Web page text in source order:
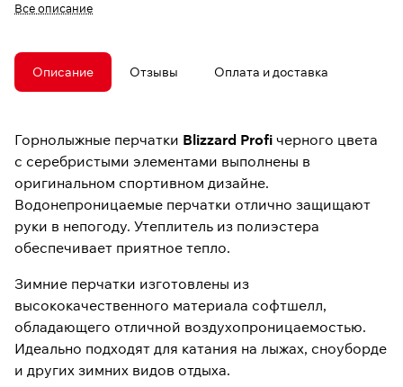
Все описание
Описание Отзывы Оплата и доставка
Горнолыжные перчатки Blizzard Profi черного цвета
с серебристыми элементами выполнены в
оригинальном спортивном дизайне.
Водонепроницаемые перчатки отлично защищают
руки в непогоду. Утеплитель из полиэстера
обеспечивает приятное тепло.
Зимние перчатки изготовлены из
высококачественного материала софтшелл,
обладающего отличной воздухопроницаемостью.
Идеально подходят для катания на лыжах, сноуборде
и других зимних видов отдыха.